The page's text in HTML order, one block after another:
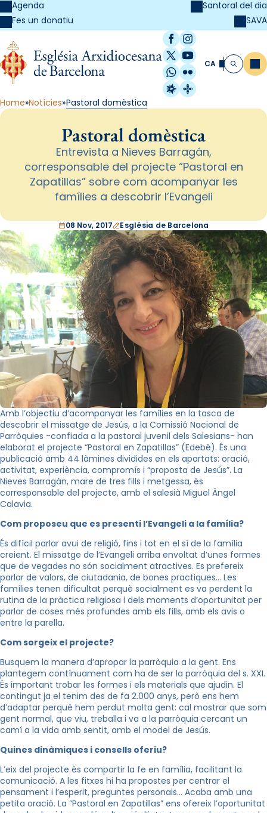
Agenda
Fes un donatiu
Santoral del dia
SAVA
Facebook
Instagram
X / Twitter
YouTube
WhatsApp
Flickr
Radio Estel
Catalunya
CA Cerca
Home Notícies Pastoral domèstica
Pastoral domèstica
Entrevista a Nieves Barragán,
corresponsable del projecte “Pastoral en
Zapatillas” sobre com acompanyar les
famílies a descobrir l’Evangeli
08 Nov, 2017 Església de Barcelona
Amb l’objectiu d’acompanyar les famílies en la tasca de
descobrir el missatge de Jesús, a la Comissió Nacional de
Parròquies -confiada a la pastoral juvenil dels Salesians- han
elaborat el projecte “Pastoral en Zapatillas” (Edebé). És una
publicació amb 44 làmines dividides en els apartats: oració,
activitat, experiència, compromís i “proposta de Jesús”. La
Nieves Barragán, mare de tres fills i metgessa, és
corresponsable del projecte, amb el salesià Miguel Ángel
Calavia.
Com proposeu que es presenti l’Evangeli a la família?
És difícil parlar avui de religió, fins i tot en el sí de la família
creient. El missatge de l’Evangeli arriba envoltat d’unes formes
que de vegades no són socialment atractives. Es prefereix
parlar de valors, de ciutadania, de bones practiques… Les
famílies tenen dificultat perquè socialment es va perdent la
rutina de la pràctica religiosa i dels moments d’oportunitat per
parlar de coses més profundes amb els fills, amb els avis o
entre la parella.
Com sorgeix el projecte?
Busquem la manera d’apropar la parròquia a la gent. Ens
plantegem contínuament com ha de ser la parròquia del s. XXI.
És important trobar les formes i els materials que ajudin. El
contingut ja el tenim des de fa 2.000 anys, però ens hem
d’adaptar perquè hem perdut molta gent: cal mostrar que som
gent normal, que viu, treballa i va a la parròquia cercant un
camí a la vida amb sentit, amb el model de Jesús.
Quines dinàmiques i consells oferiu?
L’eix del projecte és compartir la fe en família, facilitant la
comunicació. A les fitxes hi ha propostes per centrar el
pensament i l’esperit, preguntes personals… Acaba amb una
petita oració. La “Pastoral en Zapatillas” ens ofereix l’oportunitat